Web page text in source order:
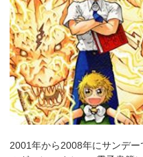
2001年から2008年にサンデ